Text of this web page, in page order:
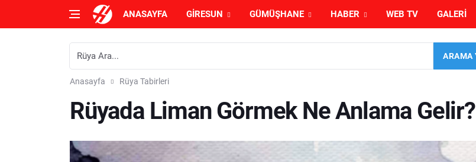
ANASAYFA GIRESUN GÜMÜŞHANE HABER WEB TV GALERI
Anasayfa Rüya Tabirleri
Rüyada Liman Görmek Ne Anlama Gelir?